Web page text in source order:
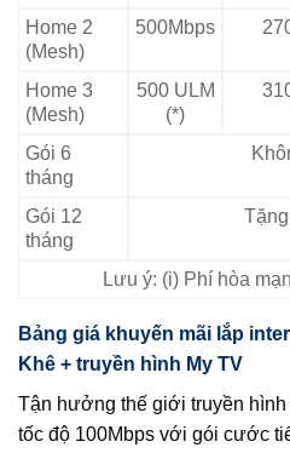
Home 2
(Mesh)
500Mbps
Home 3
(Mesh)
500 ULM
(*)
Gói 6
tháng
Gói 12
tháng
Lưu ý: (i) Phí hòa
Bảng giá khuyến mãi lắp
Khê + truyền hình My TV
Tận hưởng thế giới truyền
tốc độ 100Mbps với gói cước